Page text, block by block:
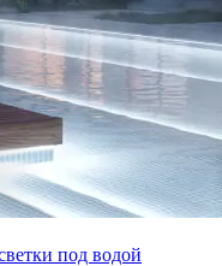
под водой